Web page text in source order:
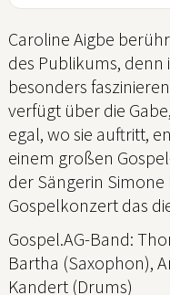
Caroline Aigbe
des Publikums,
besonders
verfügt über die
egal, wo sie auftritt,
einem großen
der Sängerin Simone
Gospelkonzert das
Gospel.AG-Band:
Bartha (Saxophon),
Kandert (Drums)